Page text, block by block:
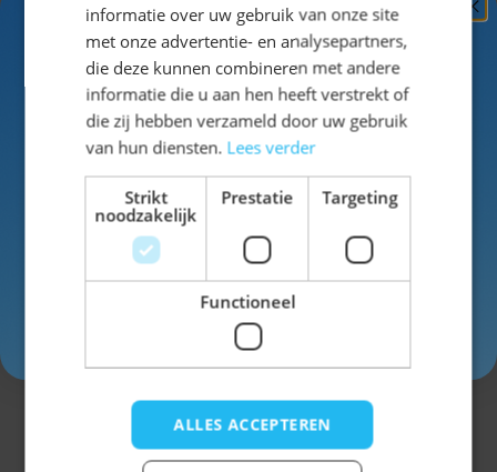
Specificaties
EAN 8714572081740
Kleur blauw
Schrijf een review
Je beoordeling:
informatie over uw gebruik van onze site
met onze advertentie- en analysepartners,
die deze kunnen combineren met andere
informatie die u aan hen heeft verstrekt of
die zij hebben verzameld door uw gebruik
van hun diensten. Lees verder
Strikt
noodzakelijk
Prestatie Targeting
Functioneel
ALLES ACCEPTEREN
Ontvang5%
KORTING!
Schrijf je nuin voor de nieuwsbrief en ontvang toegang
tot exclusieve kortingen!
Voor- en achternaam
Inschrijven